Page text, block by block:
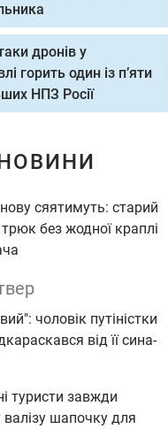
дронів у
горить один із п’яти
НПЗ Росії
сяятимуть: старий
без жодної краплі
чоловік путіністки
від її сина-
туристи завжди
валізу шапочку для